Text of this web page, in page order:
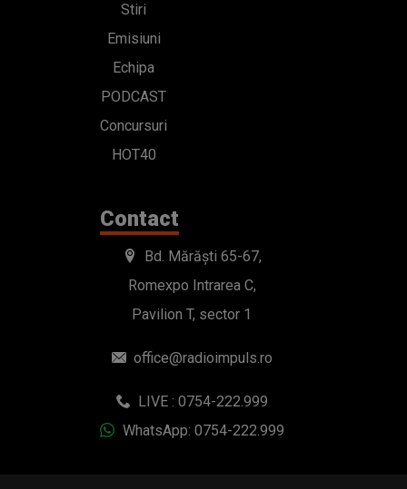
Stiri
Emisiuni
Echipa
PODCAST
Concursuri
HOT40
Contact
Bd. Mărăști 65-67,
Romexpo Intrarea C,
Pavilion T, sector 1
office@radioimpuls.ro
LIVE : 0754-222.999
WhatsApp: 0754-222.999